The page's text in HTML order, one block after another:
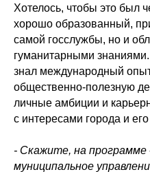
Хотелось, чтобы это был
хорошо образованный,
самой госслужбы, но и
гуманитарными
знал международный
общественно-полезную
личные амбиции и
с интересами города и
- Скажите, на программе
муниципальное